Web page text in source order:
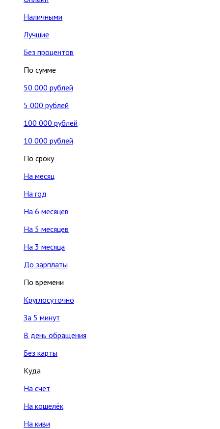
Наличными
Лучшие
Без процентов
По сумме
50 000 рублей
5 000 рублей
100 000 рублей
10 000 рублей
По сроку
На месяц
На год
На 6 месяцев
На 5 месяцев
На 3 месяца
До зарплаты
По времени
Круглосуточно
За 5 минут
В день обращения
Без карты
Куда
На счёт
На кошелёк
На киви